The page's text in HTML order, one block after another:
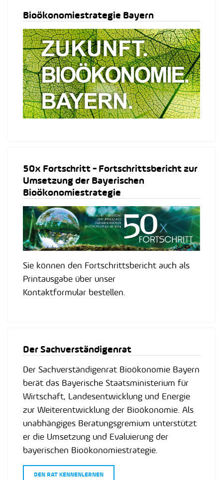
Bioökonomiestrategie Bayern
50x Fortschritt - Fortschrittsbericht zur
Umsetzung der Bayerischen
Bioökonomiestrategie
Sie können den Fortschrittsbericht auch als
Printausgabe über unser
Kontaktformular bestellen.
Der Sachverständigenrat
Der Sachverständigenrat Bioökonomie Bayern
berät das Bayerische Staatsministerium für
Wirtschaft, Landesentwicklung und Energie
zur Weiterentwicklung der Bioökonomie. Als
unabhängiges Beratungsgremium unterstützt
er die Umsetzung und Evaluierung der
bayerischen Bioökonomiestrategie.
DEN RAT KENNENLERNEN